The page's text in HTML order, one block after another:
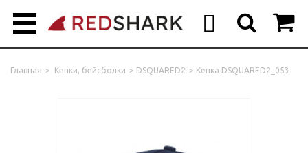
Главная > Кепки, бейсболки > DSQUARED2 > Кепка DSQUARED2_053
 